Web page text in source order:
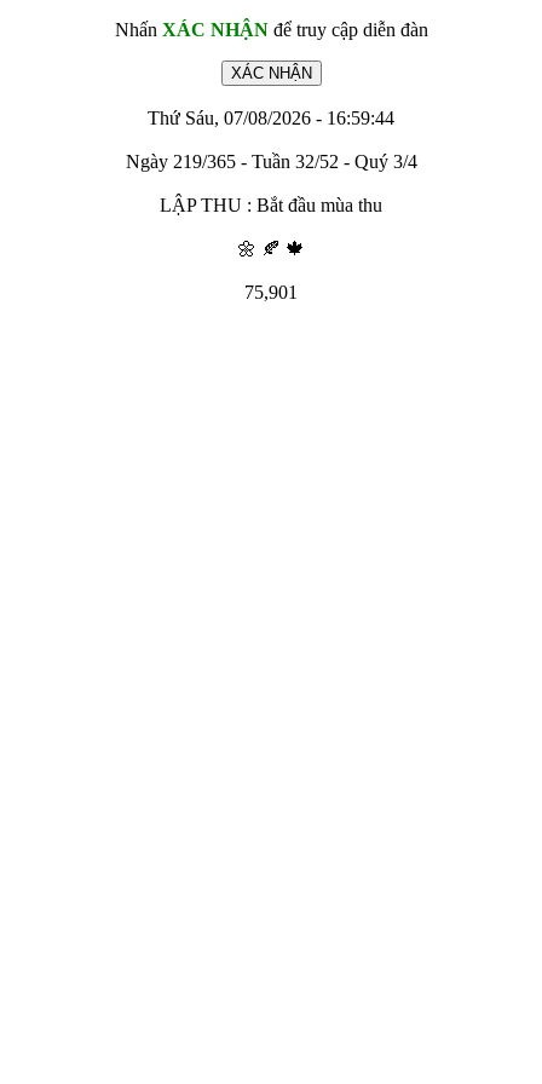
Nhấn XÁC NHẬNđể truy cập diễn đàn
Thứ Sáu, 07/08/2026 - 16:59:44
Ngày 219/365 - Tuần 32/52 - Quý 3/4
LẬP THU : Bắt đầu mùa thu
🌼 🍂 🍁
75,901